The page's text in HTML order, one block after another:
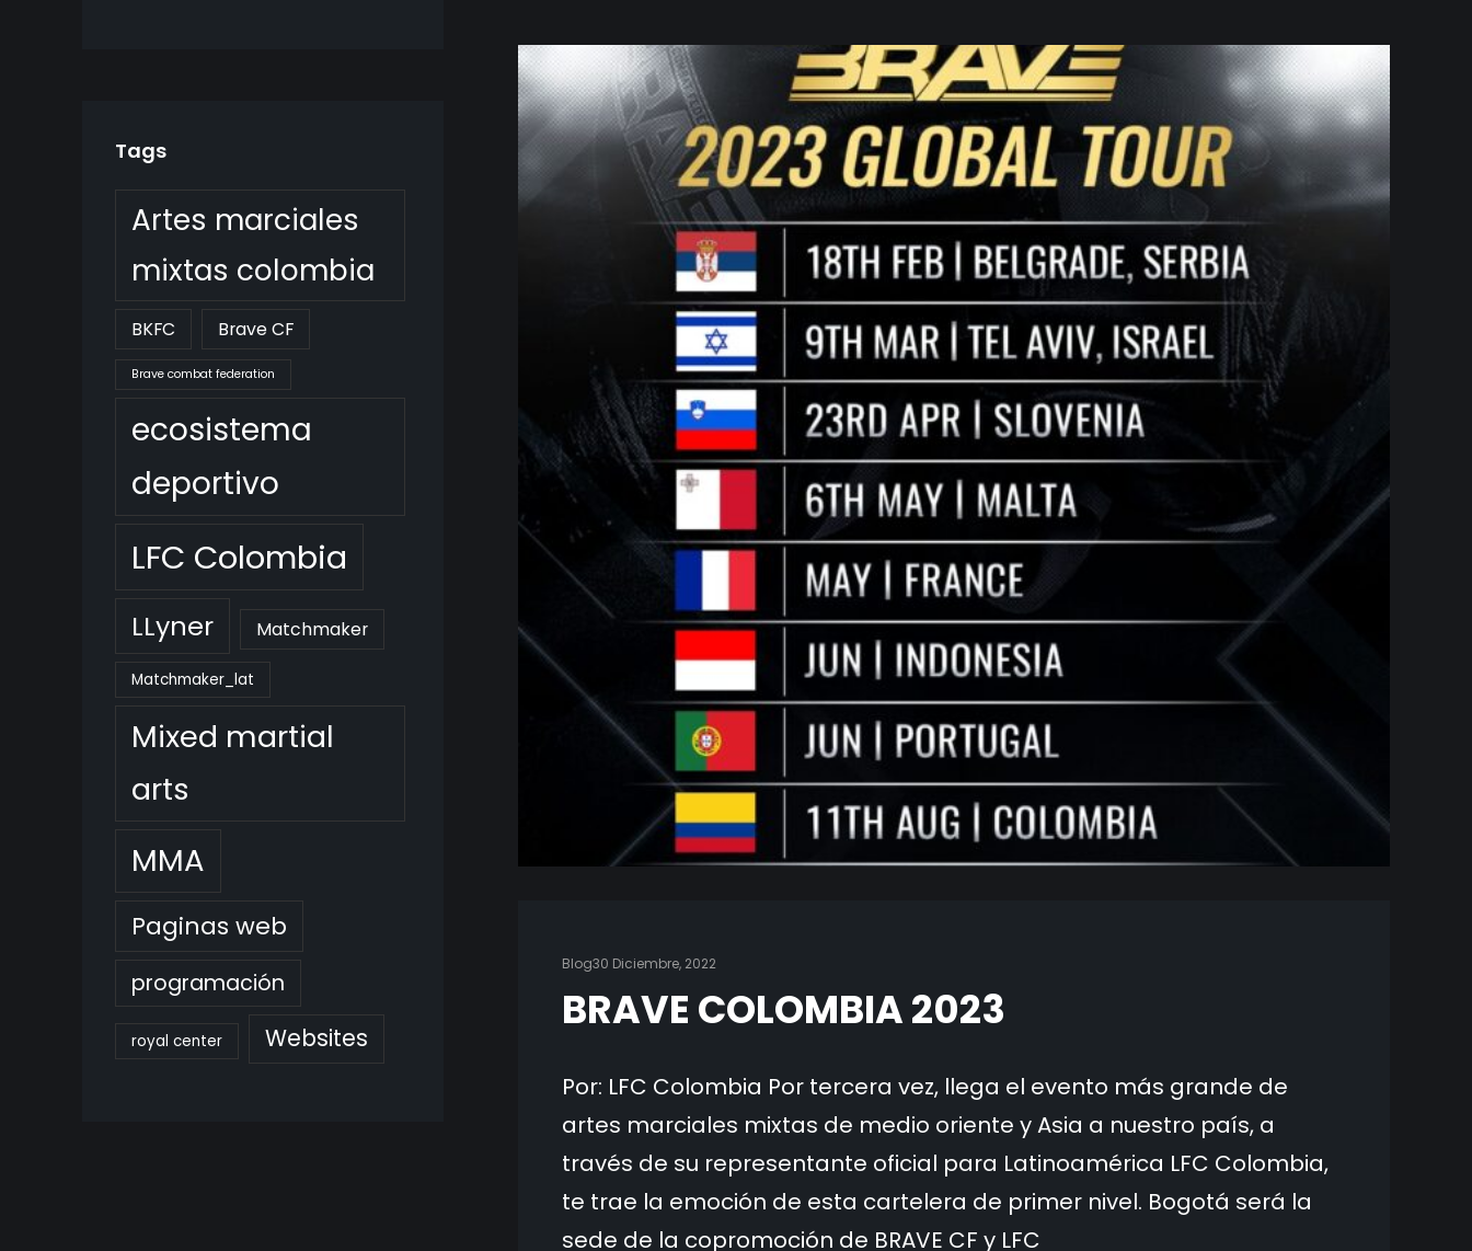
Tags
Artes marciales
mixtas colombia
BKFC Brave CF
Brave combat federation
ecosistema
deportivo
LFC Colombia
LLyner Matchmaker
Matchmaker_lat
Mixed martial
arts
MMA
Paginas web
programación
royal center Websites
Blog30 Diciembre, 2022
BRAVE COLOMBIA 2023
Por: LFC Colombia Por tercera vez, llega el evento más grande de
artes marciales mixtas de medio oriente y Asia a nuestro país, a
través de su representante oficial para Latinoamérica LFC Colombia,
te trae la emoción de esta cartelera de primer nivel. Bogotá será la
sede de la copromoción de BRAVE CF y LFC